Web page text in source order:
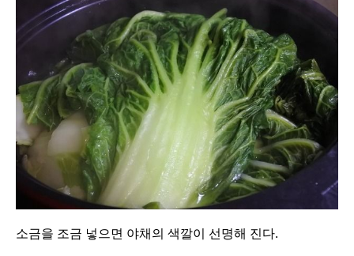
소금을 조금 넣으면 야채의 색깔이 선명해 진다.